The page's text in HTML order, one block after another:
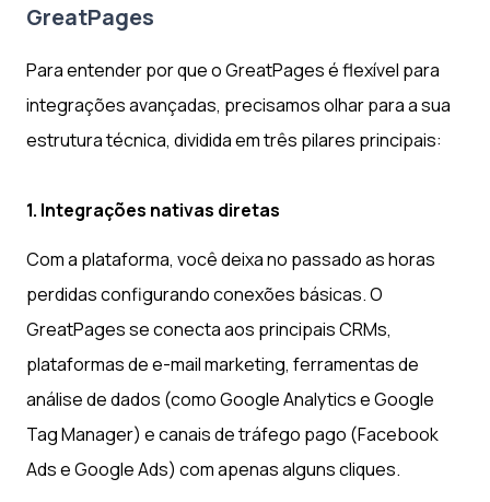
GreatPages
Para entender por que o GreatPages é flexível para
integrações avançadas, precisamos olhar para a sua
estrutura técnica, dividida em três pilares principais:
1. Integrações nativas diretas
Com a plataforma, você deixa no passado as horas
perdidas configurando conexões básicas. O
GreatPages se conecta aos principais CRMs,
plataformas de e-mail marketing, ferramentas de
análise de dados (como Google Analytics e Google
Tag Manager) e canais de tráfego pago (Facebook
Ads e Google Ads) com apenas alguns cliques.